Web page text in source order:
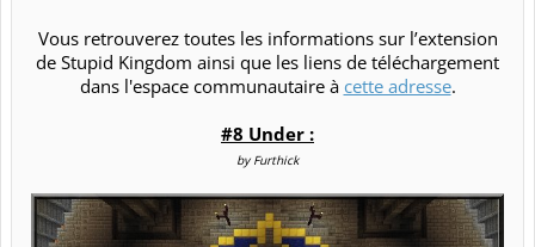
Vous retrouverez toutes les informations sur l’extension
de Stupid Kingdom ainsi que les liens de téléchargement
dans l'espace communautaire à cette adresse.​
#8 Under :
by Furthick